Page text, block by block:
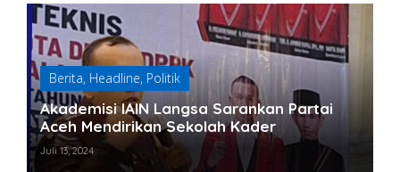
Berita, Headline, Politik
Akademisi IAIN Langsa Sarankan Partai
Aceh Mendirikan Sekolah Kader
Juli 13, 2024